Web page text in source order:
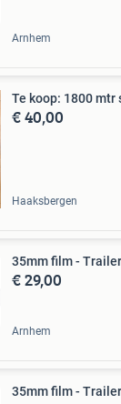
Arnhem
Te koop: 1800 mtr
€ 40,00
Haaksbergen
35mm film -
€ 29,00
Arnhem
35mm film -